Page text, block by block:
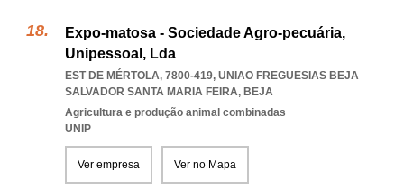
Expo-matosa - Sociedade Agro-pecuária,
Unipessoal, Lda
EST DE MÉRTOLA, 7800-419, UNIAO FREGUESIAS BEJA
SALVADOR SANTA MARIA FEIRA, BEJA
Agricultura e produção animal combinadas
UNIP
Ver empresa Ver no Mapa